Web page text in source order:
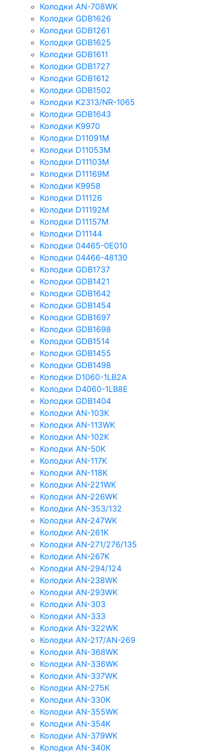
Колодки AN-708WK
Колодки GDB1626
Колодки GDB1261
Колодки GDB1625
Колодки GDB1611
Колодки GDB1727
Колодки GDB1612
Колодки GDB1502
Колодки K2313/NR-1065
Колодки GDB1643
Колодки K9970
Колодки D11091M
Колодки D11053M
Колодки D11103M
Колодки D11169M
Колодки K9958
Колодки D11126
Колодки D11192M
Колодки D11157M
Колодки D11144
Колодки 04465-0E010
Колодки 04466-48130
Колодки GDB1737
Колодки GDB1421
Колодки GDB1642
Колодки GDB1454
Колодки GDB1697
Колодки GDB1698
Колодки GDB1514
Колодки GDB1455
Колодки GDB1498
Колодки D1060-1LB2A
Колодки D4060-1LB8E
Колодки GDB1404
Колодки AN-103K
Колодки AN-113WK
Колодки AN-102K
Колодки AN-50K
Колодки AN-117K
Колодки AN-118K
Колодки AN-221WK
Колодки AN-226WK
Колодки AN-353/132
Колодки AN-247WK
Колодки AN-261K
Колодки AN-271/276/135
Колодки AN-267K
Колодки AN-294/124
Колодки AN-238WK
Колодки AN-293WK
Колодки AN-303
Колодки AN-333
Колодки AN-322WK
Колодки AN-217/AN-269
Колодки AN-368WK
Колодки AN-336WK
Колодки AN-337WK
Колодки AN-275K
Колодки AN-330K
Колодки AN-355WK
Колодки AN-354K
Колодки AN-379WK
Колодки AN-340K